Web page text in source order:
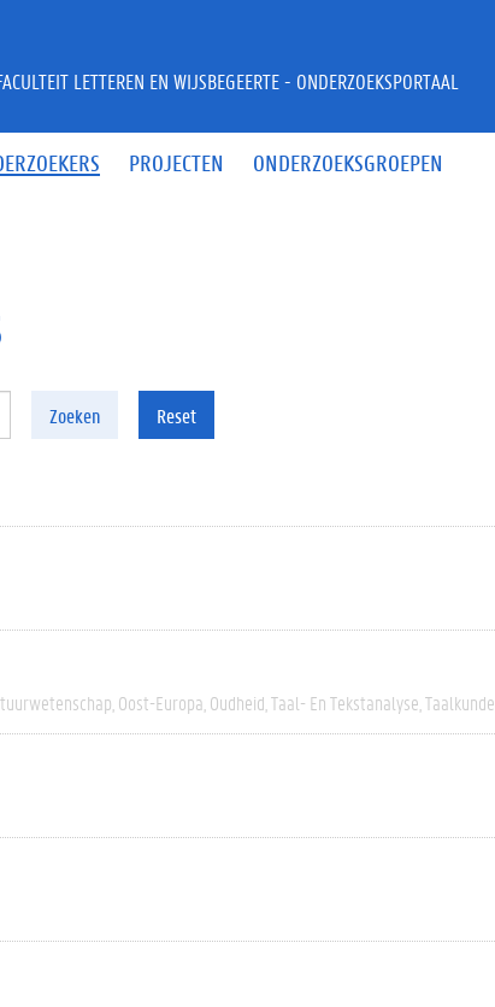
PROJECTEN ONDERZOEKSGROEPEN
LETTEREN EN WIJSBEGEERTE - ONDERZOEKSPORTAAL
Zoeken Reset
Oost-Europa Oudheid Taal- En Tekstanalyse Taalkunde